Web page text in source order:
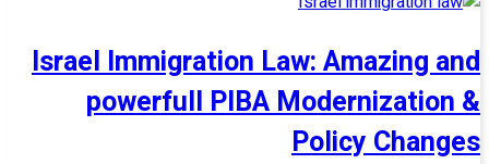
Israel Immigration Law: Amazing and
powerfull PIBA Modernization &
Policy Changes